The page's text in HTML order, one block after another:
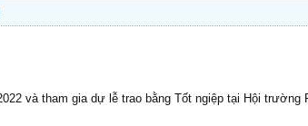
và tham gia dự lễ trao bằng Tốt ngiệp tại Hội trường